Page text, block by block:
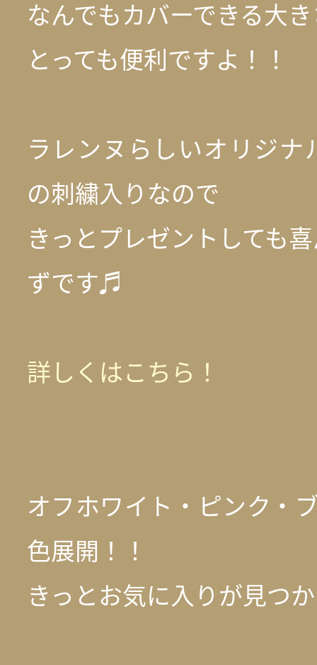
なんでもカバーできる大
とっても便利ですよ！！
ラレンヌらしいオリジナ
の刺繍入りなので
きっとプレゼントしても
ずです♬
詳しくはこちら！
オフホワイト・ピンク・
色展開！！
きっとお気に入りが見つ